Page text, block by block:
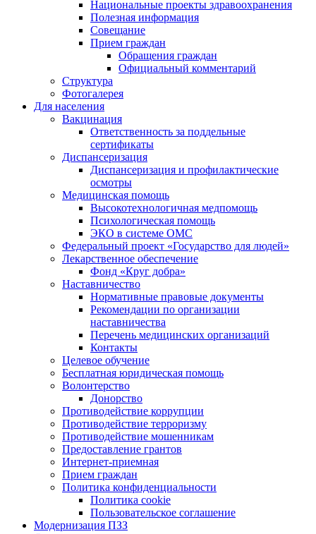
Национальные проекты здравоохранения
Полезная информация
Совещание
Прием граждан
Обращения граждан
Официальный комментарий
Структура
Фотогалерея
Для населения
Вакцинация
Ответственность за поддельные
сертификаты
Диспансеризация
Диспансеризация и профилактические
осмотры
Медицинская помощь
Высокотехнологичная медпомощь
Психологическая помощь
ЭКО в системе ОМС
Федеральный проект «Государство для людей»
Лекарственное обеспечение
Фонд «Круг добра»
Наставничество
Нормативные правовые документы
Рекомендации по организации
наставничества
Перечень медицинских организаций
Контакты
Целевое обучение
Бесплатная юридическая помощь
Волонтерство
Донорство
Противодействие коррупции
Противодействие терроризму
Противодействие мошенникам
Предоставление грантов
Интернет-приемная
Прием граждан
Политика конфиденциальности
Политика cookie
Пользовательское соглашение
Модернизация ПЗЗ